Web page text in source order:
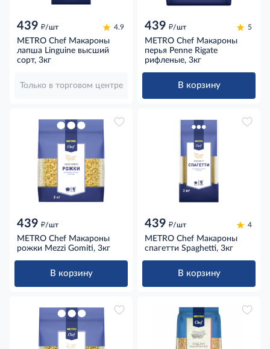
439 д/шт 4.9
METRO Chef Макароны
лапша Linguine высший
сорт, 3кг
Только в торговом центре
439 д/шт 5
METRO Chef Макароны
перья Penne Rigate
рифленые, 3кг
В корзину
439 д/шт
METRO Chef Макароны
рожки Mezzi Gomiti, 3кг
В корзину
439 д/шт 4
METRO Chef Макароны
спагетти Spaghetti, 3кг
В корзину